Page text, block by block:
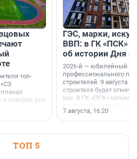
топ-
поводах для
ГЭС, марки,
ВВП: в ГК «ПСК»
об истории Дня
2026-й — юбилейный
профессионального
строителей. 9 августа
строителя будет
раз. В ГК «ПСК»
поменялась роль
7 августа, 16:20
ТОП 5